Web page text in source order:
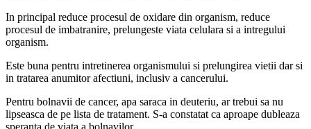
In principal reduce procesul de oxidare din organism, reduce
procesul de imbatranire, prelungeste viata celulara si a intregului
organism.
Este buna pentru intretinerea organismului si prelungirea vietii dar si
in tratarea anumitor afectiuni, inclusiv a cancerului.
Pentru bolnavii de cancer, apa saraca in deuteriu, ar trebui sa nu
lipseasca de pe lista de tratament. S-a constatat ca aproape dubleaza
speranta de viata a bolnavilor.